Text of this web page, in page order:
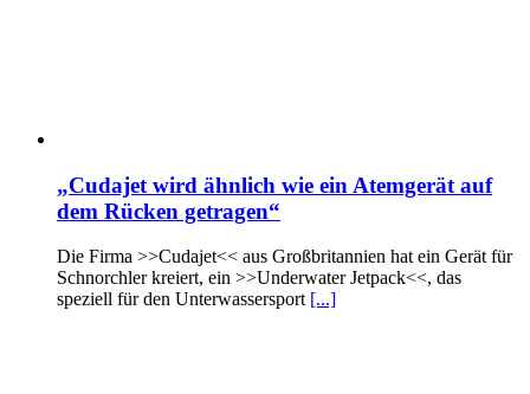
„Cudajet wird ähnlich wie ein Atemgerät auf
dem Rücken getragen“
Die Firma >>Cudajet<< aus Großbritannien hat ein Gerät für
Schnorchler kreiert, ein >>Underwater Jetpack<<, das
speziell für den Unterwassersport [...]